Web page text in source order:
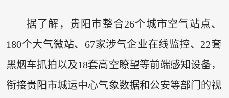
据了解，贵阳市整合26个城市空气站点、
180个大气微站、67家涉气企业在线监控、22套
黑烟车抓拍以及18套高空瞭望等前端感知设备，
衔接贵阳市城运中心气象数据和公安等部门的视